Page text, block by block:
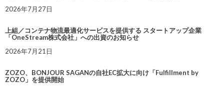
2026年7月27日
上組／コンテナ物流最適化サービスを提供する スタートアップ企業
「OneStream株式会社」への出資のお知らせ
2026年7月21日
ZOZO、BONJOUR SAGANの自社EC拡大に向け「Fulfillment by
ZOZO」を提供開始